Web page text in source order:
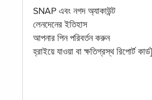
SNAP এবং নগদ অ্যাকাউন্ট
লেনদেনের ইতিহাস
আপনার পিন পরিবর্তন করুন
হ্রাইয়ে যাওয়া বা ক্ষতিগ্রস্থ রিপোর্ট কার্ড]